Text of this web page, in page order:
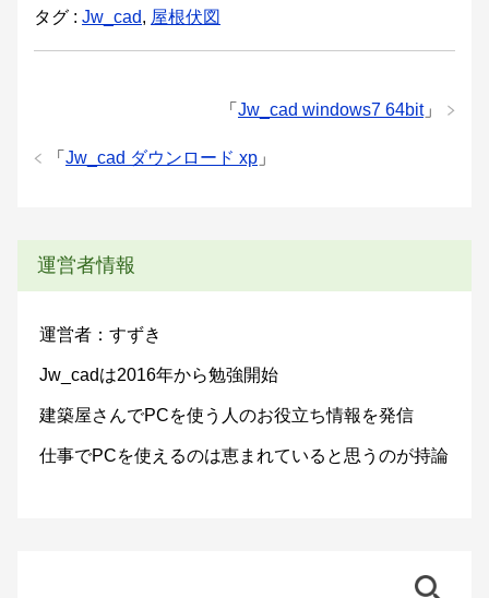
タグ : Jw_cad, 屋根伏図
「 Jw_cad windows7 64bit」
「 Jw_cad ダウンロード xp 」
運営者情報
運営者：すずき
Jw_cadは2016年から勉強開始
建築屋さんでPCを使う人のお役立ち情報を発信
仕事でPCを使えるのは恵まれていると思うのが持論